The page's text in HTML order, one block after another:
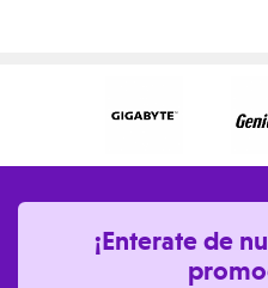
¡Enterate de